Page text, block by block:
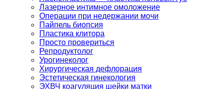
Лазерное интимное омоложение
Операции при недержании мочи
Пайпель биопсия
Пластика клитора
Просто провериться
Репродуктолог
Урогинеколог
Хирургическая дефлорация
Эстетическая гинекология
ЭХВЧ коагуляция шейки матки